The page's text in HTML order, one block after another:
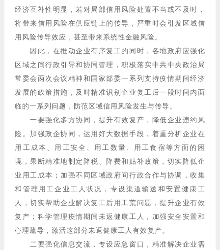
经济互补性明显，若对局部信用风险处置不当或不及时，
将带来信用风险在供应链上的传导，严重时会引发区域信
用风险传导效应，甚至带来系统性金融风险。
因此，在推动企业有序复工的同时，各地政府应强化
区域之间行政引导和协同管理，积极落实中共中央政治局
常委会两次会议精神和国家部委一系列支持疫情期间经济
发展的政策措施，及时精准识别企业复工后一段时间内面
临的一系列问题，防范区域信用风险发生与传导。
一要强化多方协同，提升有效复产，降低企业违约风
险。加强政企协同，运用好大数据手段，着重分析企业在
用工成本、用工安全、用工数量、用工食宿等方面的困
境，果断精准地制定降税、降费和贴补政策，切实降低企
业用工成本；加强不同区域政府间行政合作与协调，收集
和管理用工企业工人状况，专设渠道输送和安置健康工
人，切实帮助企业解决复工后用工荒问题，提升企业有效
复产；科学管理疫情期间未返健康工人，加强安全安置和
心理疏导，激活这部分未返健康工人有效复产。
二要强化信息交流，专设应急窗口，精准解决企业需